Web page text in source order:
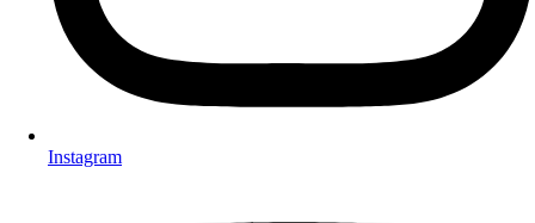
Instagram